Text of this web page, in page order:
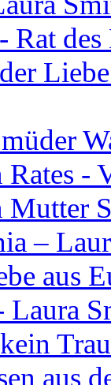
Rat
Rates -
–
aus
Laura
aus